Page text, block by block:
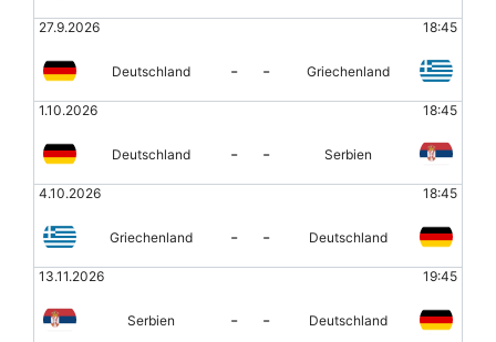
27.9.2026 18:45
Deutschland - - Griechenland
1.10.2026 18:45
Deutschland - - Serbien
4.10.2026 18:45
Griechenland - - Deutschland
13.11.2026 19:45
Serbien - - Deutschland